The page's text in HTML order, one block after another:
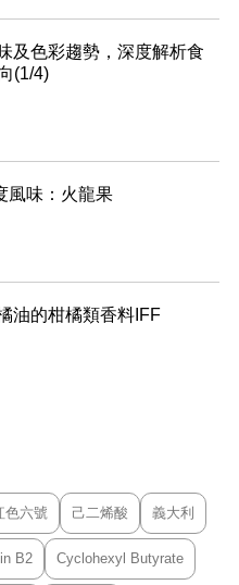
及色彩趨勢，深度解析食
(1/4)
風味：火龍果
油的柑橘類香料IFF
色六號 己二烯酸 義大利
B2 Cyclohexyl Butyrate